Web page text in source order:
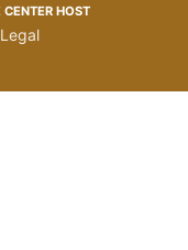
CENTER HOST